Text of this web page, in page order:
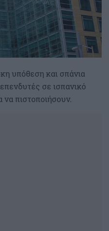
υπόθεση και σπάνια
σε ισπανικό
πιστοποιήσουν.